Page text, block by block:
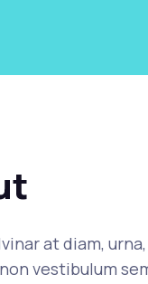
at diam,
vestibulum